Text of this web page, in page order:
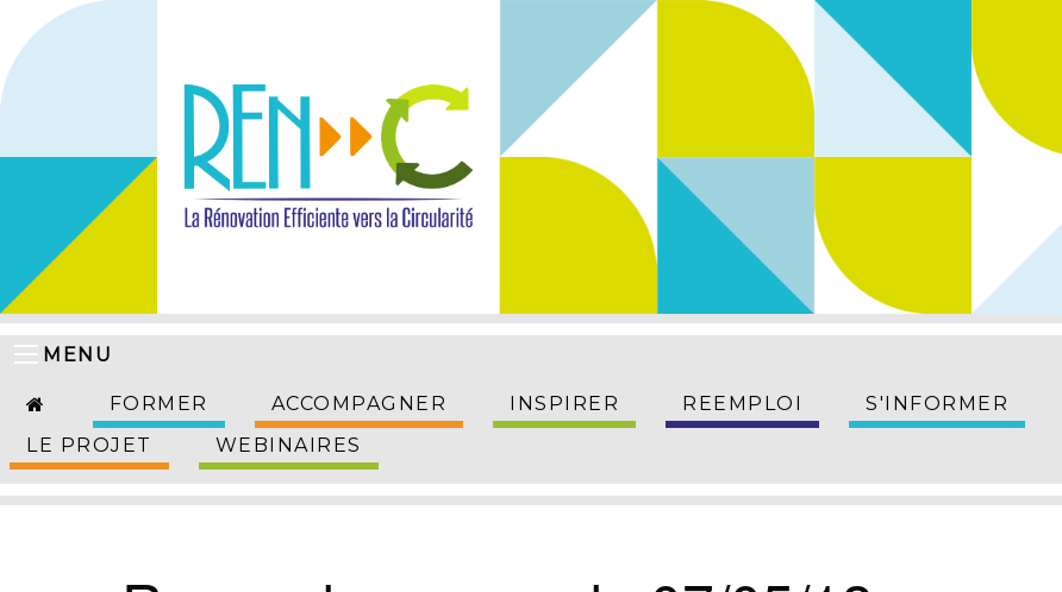
MENU
FORMER ACCOMPAGNER INSPIRER REEMPLOI
S'INFORMER
LE PROJET
WEBINAIRES